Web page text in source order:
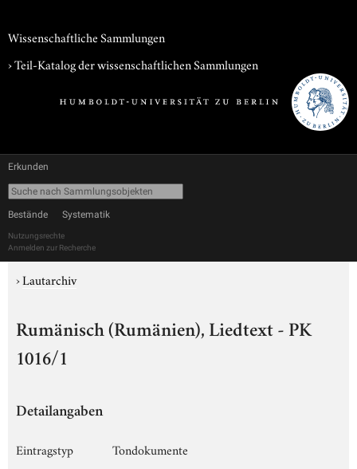
Wissenschaftliche Sammlungen
› Teil-Katalog der wissenschaftlichen Sammlungen
Erkunden
Bestände Systematik
Nutzungsrechte
Anmelden zur Recherche
›Lautarchiv
Rumänisch (Rumänien), Liedtext - PK
1016/1
Detailangaben
Eintragstyp
Tondokumente